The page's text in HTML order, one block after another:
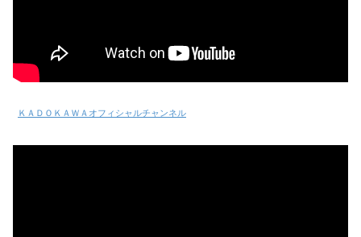
ＫＡＤＯＫＡＷＡオフィシャルチャンネル